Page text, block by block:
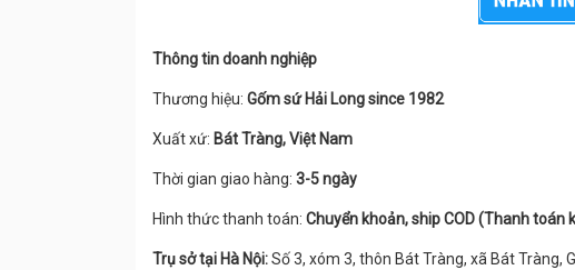
Thông tin doanh nghiệp
Thương hiệu: Gốm sứ Hải Long since 1982
Xuất xứ: Bát Tràng, Việt Nam
Thời gian giao hàng: 3-5 ngày
Hình thức thanh toán: Chuyển khoản, ship COD (Thanh toán
Trụ sở tại Hà Nội:Số 3, xóm 3, thôn Bát Tràng, xã Bát Tràng,